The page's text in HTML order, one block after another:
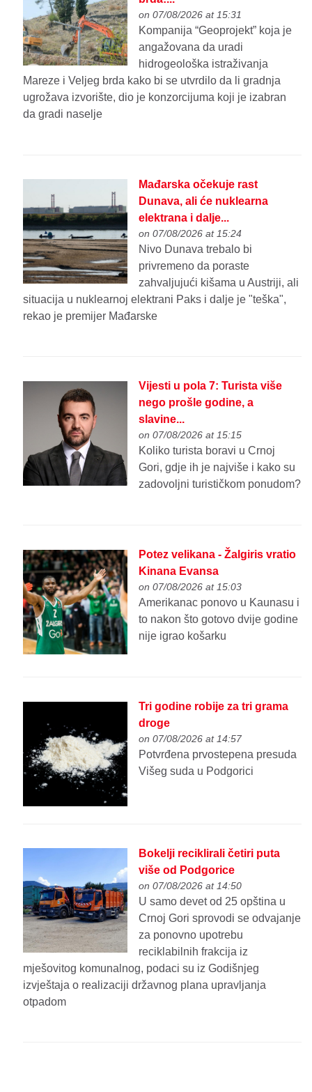
on 07/08/2026 at 15:31
Kompanija “Geoprojekt” koja je
angažovana da uradi
hidrogeološka istraživanja
Mareze i Veljeg brda kako bi se utvrdilo da li gradnja
ugrožava izvorište, dio je konzorcijuma koji je izabran
da gradi naselje
Mađarska očekuje rast
Dunava, ali će nuklearna
elektrana i dalje...
on 07/08/2026 at 15:24
Nivo Dunava trebalo bi
privremeno da poraste
zahvaljujući kišama u Austriji, ali
situacija u nuklearnoj elektrani Paks i dalje je "teška",
rekao je premijer Mađarske
Vijesti u pola 7: Turista više
nego prošle godine, a
slavine...
on 07/08/2026 at 15:15
Koliko turista boravi u Crnoj
Gori, gdje ih je najviše i kako su
zadovoljni turističkom ponudom?
Potez velikana - Žalgiris vratio
Kinana Evansa
on 07/08/2026 at 15:03
Amerikanac ponovo u Kaunasu i
to nakon što gotovo dvije godine
nije igrao košarku
Tri godine robije za tri grama
droge
on 07/08/2026 at 14:57
Potvrđena prvostepena presuda
Višeg suda u Podgorici
Bokelji reciklirali četiri puta
više od Podgorice
on 07/08/2026 at 14:50
U samo devet od 25 opština u
Crnoj Gori sprovodi se odvajanje
za ponovno upotrebu
reciklabilnih frakcija iz
mješovitog komunalnog, podaci su iz Godišnjeg
izvještaja o realizaciji državnog plana upravljanja
otpadom